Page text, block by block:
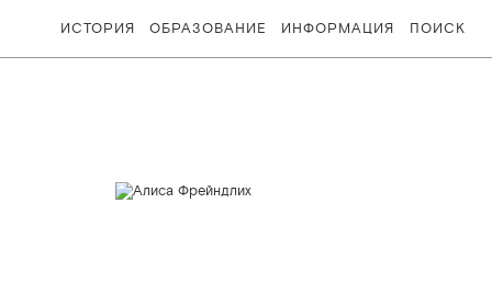
ИСТОРИЯ ОБРАЗОВАНИЕ ИНФОРМАЦИЯ ПОИСК